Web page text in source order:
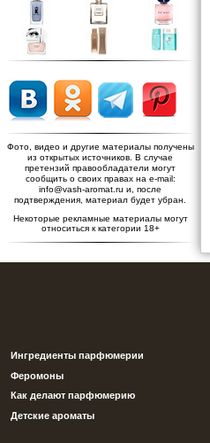
Фото, видео и другие материалы получены
из открытых источников. В случае
претензий правообладатели могут
сообщить о своих правах на e-mail:
info@vash-aromat.ru и, после
подтверждения, материал будет убран.
Некоторые рекламные материалы могут
относиться к категории 18+
Ингредиенты парфюмерии
Феромоны
Как делают парфюмерию
Детские ароматы